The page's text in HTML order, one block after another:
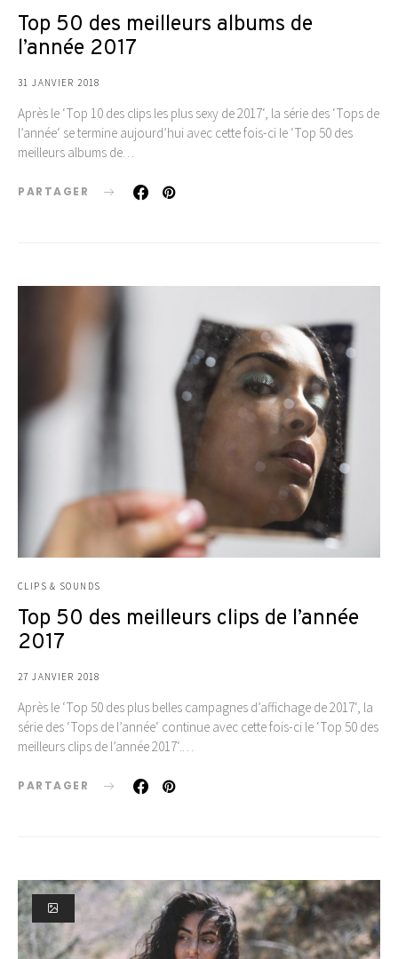
Top 50 des meilleurs albums de
l’année 2017
31 JANVIER 2018
Après le ‘Top 10 des clips les plus sexy de 2017‘, la série des ‘Tops de
l’année‘ se termine aujourd’hui avec cette fois-ci le ‘Top 50 des
meilleurs albums de…
PARTAGER
CLIPS & SOUNDS
Top 50 des meilleurs clips de l’année
2017
27 JANVIER 2018
Après le ‘Top 50 des plus belles campagnes d’affichage de 2017‘, la
série des ‘Tops de l’année‘ continue avec cette fois-ci le ‘Top 50 des
meilleurs clips de l’année 2017‘.…
PARTAGER